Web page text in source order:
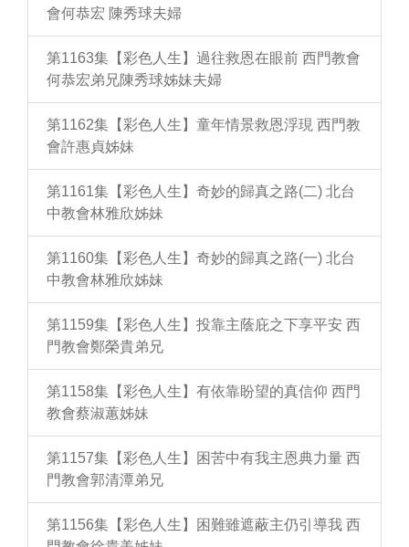
會何恭宏 陳秀球夫婦
第1163集【彩色人生】過往救恩在眼前 西門教會
何恭宏弟兄陳秀球姊妹夫婦
第1162集【彩色人生】童年情景救恩浮現 西門教
會許惠貞姊妹
第1161集【彩色人生】奇妙的歸真之路(二) 北台
中教會林雅欣姊妹
第1160集【彩色人生】奇妙的歸真之路(一) 北台
中教會林雅欣姊妹
第1159集【彩色人生】投靠主蔭庇之下享平安 西
門教會鄭榮貴弟兄
第1158集【彩色人生】有依靠盼望的真信仰 西門
教會蔡淑蕙姊妹
第1157集【彩色人生】困苦中有我主恩典力量 西
門教會郭清潭弟兄
第1156集【彩色人生】困難雖遮蔽主仍引導我 西